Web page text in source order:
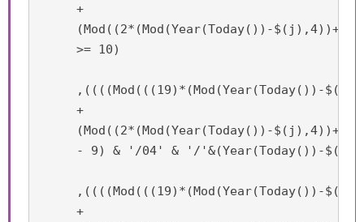
+
(Mod((2*(Mod(Year(Today())-
>= 10)
,((((Mod(((19)*(Mod(Year(Today())-
+
(Mod((2*(Mod(Year(Today())-
- 9) & '/04' & '/'&(Year(Today())-
,((((Mod(((19)*(Mod(Year(Today())-
+